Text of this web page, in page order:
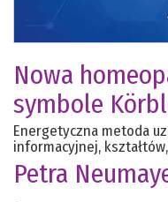
Nowa
symbole
Energetyczna metoda
informacyjnej,
Petra